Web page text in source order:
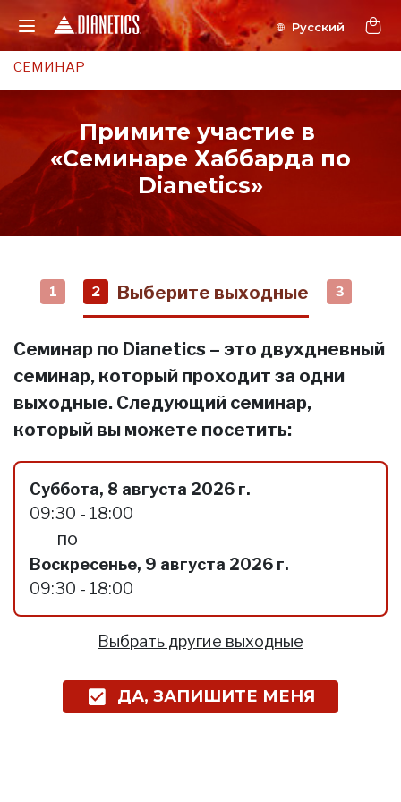
СЕМИНАР
Примите участие в
«Семинаре Хаббарда по
Dianetics»
1 2 Выберите выходные 3
Семинар по Dianetics – это двухдневный
семинар, который проходит за одни
выходные. Следующий семинар,
который вы можете посетить:
Суббота, 8 августа 2026 г.
09:30 - 18:00
по
Воскресенье, 9 августа 2026 г.
09:30 - 18:00
Выбрать другие выходные
ДА, ЗАПИШИТЕ МЕНЯ